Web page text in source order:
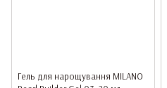
Гель для нарощування MILANO